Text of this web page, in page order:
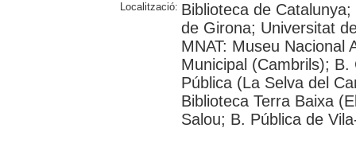
Localització: Biblioteca de
de Girona; Universitat
MNAT: Museu Nacional
Municipal (Cambrils);
Pública (La Selva del
Biblioteca Terra Baixa
Salou; B. Pública de